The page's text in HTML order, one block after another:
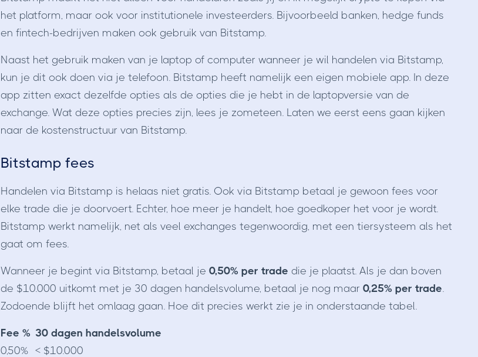
het platform, maar ook voor institutionele investeerders. Bijvoorbeeld banken, hedge funds
en fintech-bedrijven maken ook gebruik van Bitstamp.
Naast het gebruik maken van je laptop of computer wanneer je wil handelen via Bitstamp,
kun je dit ook doen via je telefoon. Bitstamp heeft namelijk een eigen mobiele app. In deze
app zitten exact dezelfde opties als de opties die je hebt in de laptopversie van de
exchange. Wat deze opties precies zijn, lees je zometeen. Laten we eerst eens gaan kijken
naar de kostenstructuur van Bitstamp.
Bitstamp fees
Handelen via Bitstamp is helaas niet gratis. Ook via Bitstamp betaal je gewoon fees voor
elke trade die je doorvoert. Echter, hoe meer je handelt, hoe goedkoper het voor je wordt.
Bitstamp werkt namelijk, net als veel exchanges tegenwoordig, met een tiersysteem als het
gaat om fees.
Wanneer je begint via Bitstamp, betaal je 0,50% per trade die je plaatst. Als je dan boven
de $10.000 uitkomt met je 30 dagen handelsvolume, betaal je nog maar 0,25% per trade.
Zodoende blijft het omlaag gaan. Hoe dit precies werkt zie je in onderstaande tabel.
Fee % 30 dagen handelsvolume
0,50%
< $10.000